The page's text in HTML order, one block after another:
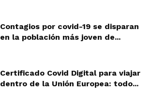
Contagios por covid-19 se disparan
en la población más joven de...
Certificado Covid Digital para viajar
dentro de la Unión Europea: todo...